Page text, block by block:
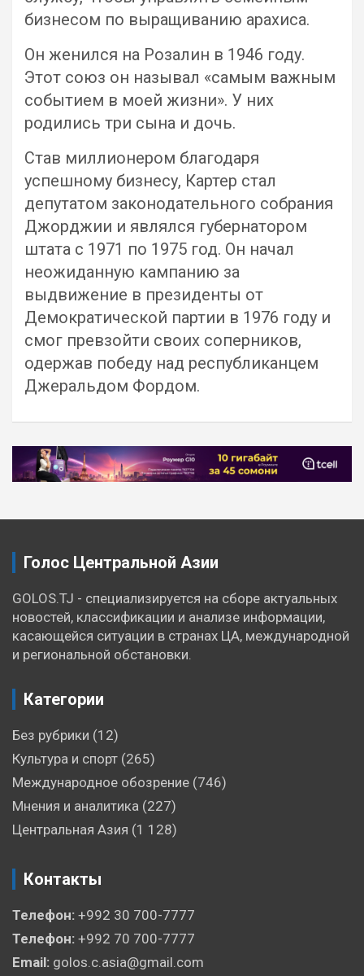
бизнесом по выращиванию арахиса.
Он женился на Розалин в 1946 году.
Этот союз он называл «самым важным
событием в моей жизни». У них
родились три сына и дочь.
Став миллионером благодаря
успешному бизнесу, Картер стал
депутатом законодательного собрания
Джорджии и являлся губернатором
штата с 1971 по 1975 год. Он начал
неожиданную кампанию за
выдвижение в президенты от
Демократической партии в 1976 году и
смог превзойти своих соперников,
одержав победу над республиканцем
Джеральдом Фордом.
Навигация
по
Голос Центральной Азии
GOLOS.TJ - специализируется на сборе актуальных
новостей, классификации и анализе информации,
касающейся ситуации в странах ЦА, международной
и региональной обстановки.
Категории
Без рубрики (12)
Культура и спорт (265)
Международное обозрение (746)
Мнения и аналитика (227)
Центральная Азия (1 128)
Контакты
Телефон: +992 30 700-7777
Телефон: +992 70 700-7777
Email: golos.c.asia@gmail.com